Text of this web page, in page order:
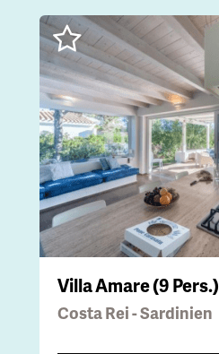
Villa Amare (9 Pers.)
Costa Rei - Sardinien